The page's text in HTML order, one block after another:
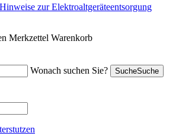
Hinweise zur Elektroaltgeräteentsorgung
Merkzettel Warenkorb
Wonach suchen Sie?
SucheSuche